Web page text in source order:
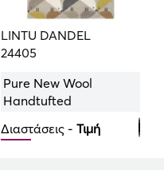
LINTU DANDEL
24405
Pure New Wool
Handtufted
Διαστάσεις -Τιμή